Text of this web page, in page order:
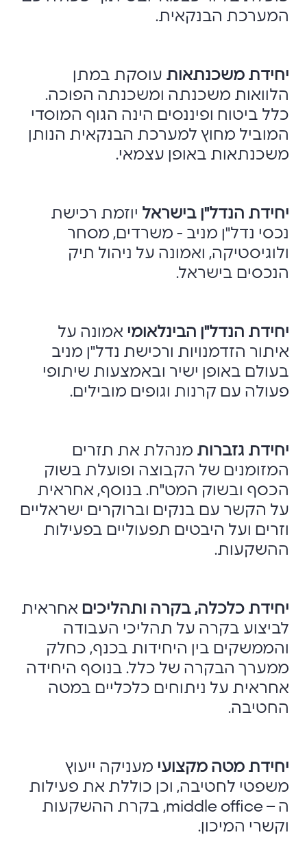
המערכת הבנקאית.
יחידת משכנתאות עוסקת במתן
הלוואות משכנתה ומשכנתה הפוכה.
כלל ביטוח ופיננסים הינה הגוף המוסדי
המוביל מחוץ למערכת הבנקאית הנותן
משכנתאות באופן עצמאי.
יחידת הנדל"ן בישראל יוזמת רכישת
נכסי נדל"ן מניב - משרדים, מסחר
ולוגיסטיקה, ואמונה על ניהול תיק
הנכסים בישראל.
יחידת הנדל"ן הבינלאומי אמונה על
איתור הזדמנויות ורכישת נדל"ן מניב
בעולם באופן ישיר ובאמצעות שיתופי
פעולה עם קרנות וגופים מובילים.
יחידת גזברות מנהלת את תזרים
המזומנים של הקבוצה ופועלת בשוק
הכסף ובשוק המט"ח. בנוסף, אחראית
על הקשר עם בנקים וברוקרים ישראליים
וזרים ועל היבטים תפעוליים בפעילות
ההשקעות.
יחידת כלכלה, בקרה ותהליכים אחראית
לביצוע בקרה על תהליכי העבודה
והממשקים בין היחידות בכנף, כחלק
ממערך הבקרה של כלל. בנוסף היחידה
אחראית על ניתוחים כלכליים במטה
החטיבה.
יחידת מטה מקצועי מעניקה ייעוץ
משפטי לחטיבה, וכן כוללת את פעילות
ה – middle office, בקרת ההשקעות
וקשרי המיכון.